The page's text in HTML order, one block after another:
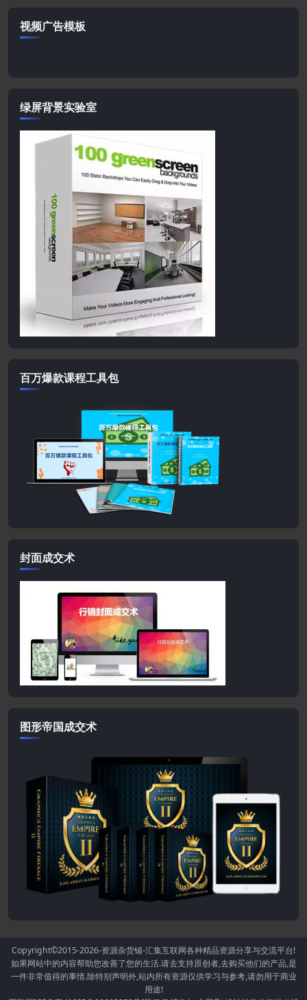
视频广告模板
绿屏背景实验室
百万爆款课程工具包
封面成交术
图形帝国成交术
Copyright©2015-2026-资源杂货铺-汇集互联网各种精品资源分享与交流平台!
如果网站中的内容帮助您改善了您的生活.请去支持原创者,去购买他们的产品,是
一件非常值得的事情.除特别声明外,站内所有资源仅供学习与参考,请勿用于商业
用途!